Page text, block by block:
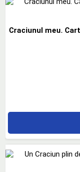
Craciunul meu.